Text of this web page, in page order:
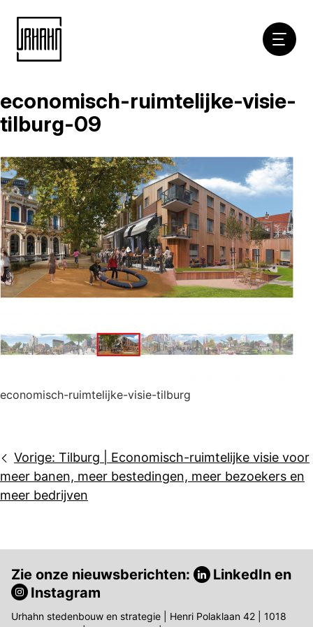
Naar
inhoud
economisch-ruimtelijke-visie-
tilburg-09
economisch-ruimtelijke-visie-tilburg
Bericht
navigatie
Vorige: Tilburg | Economisch-ruimtelijke visie voor
meer banen, meer bestedingen, meer bezoekers en
meer bedrijven
Zie onze nieuwsberichten: LinkedIn en
Instagram
Urhahn stedenbouw en strategie | Henri Polaklaan 42 | 1018